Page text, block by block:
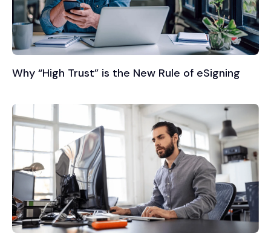
Why “High Trust” is the New Rule of eSigning